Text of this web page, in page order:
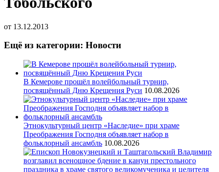
от 13.12.2013
Ещё из категории: Новости
В Кемерове прошёл волейбольный турнир,
посвящённый Дню Крещения Руси 10.08.2026
Этнокультурный центр «Наследие» при храме
Преображения Господня объявляет набор в
фольклорный ансамбль 10.08.2026